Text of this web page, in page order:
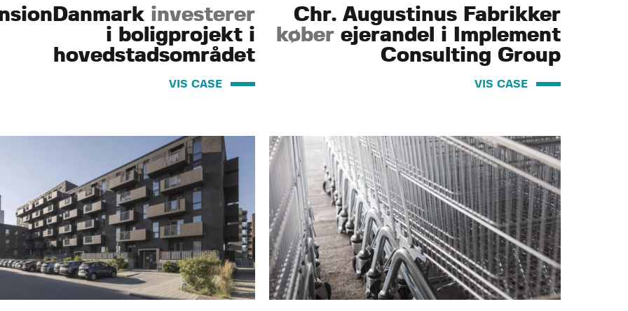
investerer
i boligprojekt i
hovedstadsområdet
VIS CASE
Chr. Augustinus Fabrikker
køber ejerandel i Implement
Consulting Group
VIS CASE